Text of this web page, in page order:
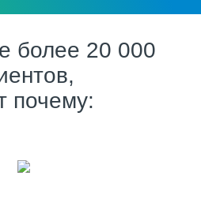
более 20 000
почему: